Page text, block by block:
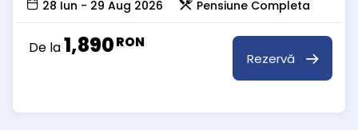
28 Iun - 29 Aug 2026
Pensiune Completa
De la1,890RON
Rezervă